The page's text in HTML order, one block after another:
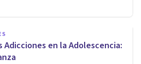
Adicciones en la Adolescencia: